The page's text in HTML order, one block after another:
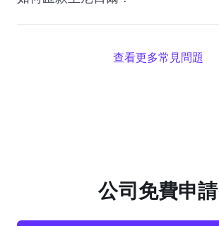
查看更多常見問題
公司免費申請